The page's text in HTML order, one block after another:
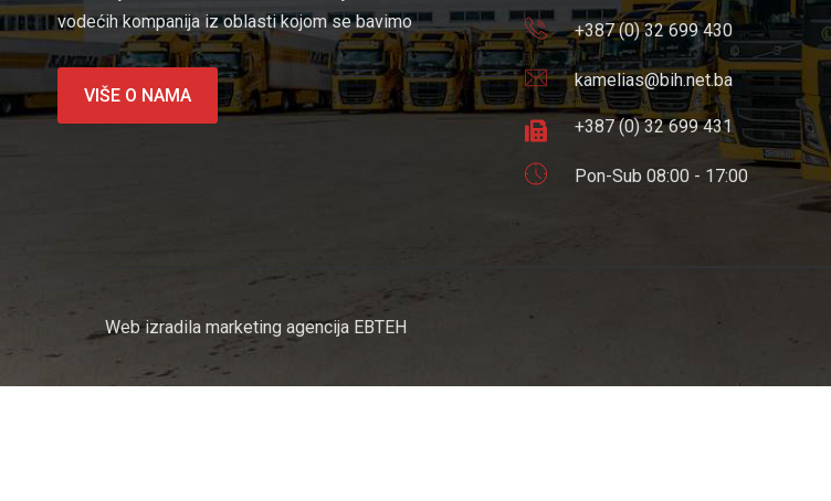
vodećih kompanija iz oblasti kojom se bavimo
VIŠE O NAMA
+387 (0) 32 699 430
kamelias@bih.net.ba
+387 (0) 32 699 431
Pon-Sub 08:00 - 17:00
Web izradila marketing agencija EBTEH